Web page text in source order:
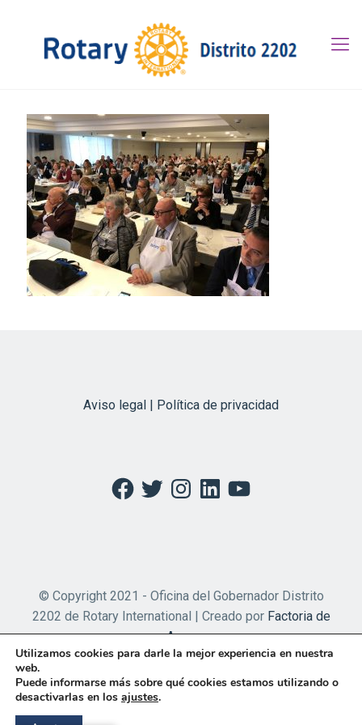
Aviso legal | Política de privacidad
Facebook
TwitterInstagramLinkedInYouTube
© Copyright 2021 - Oficina del Gobernador Distrito
2202 de Rotary International | Creado por Factoria de
Apps
Utilizamos cookies para darle la mejor experiencia en nuestra
web.
Puede informarse más sobre qué cookies estamos utilizando o
desactivarlas en los ajustes.